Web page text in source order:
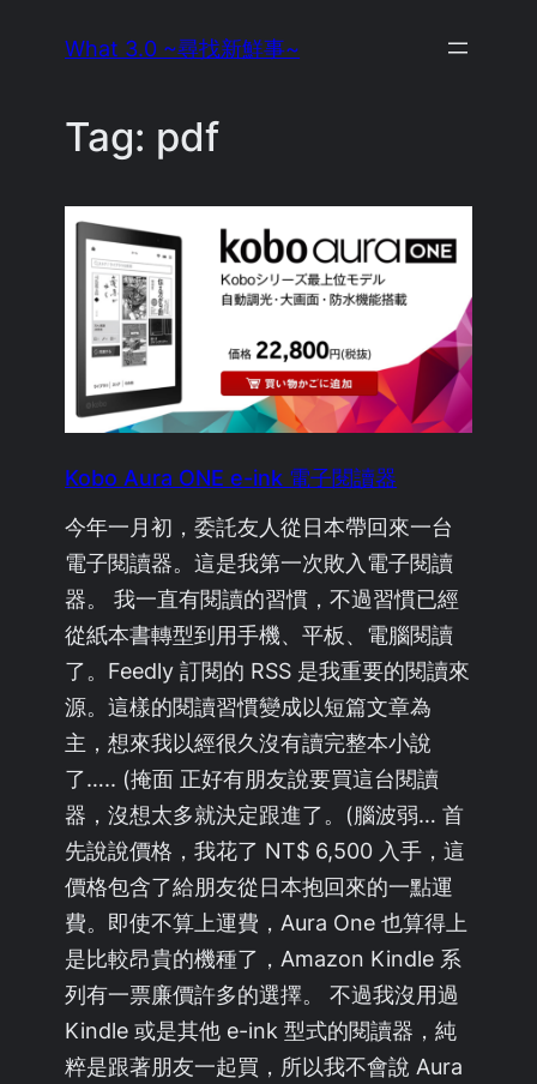
What 3.0 ~尋找新鮮事~
Tag: pdf
Kobo Aura ONE e-ink 電子閱讀器
今年一月初，委託友人從日本帶回來一台
電子閱讀器。這是我第一次敗入電子閱讀
器。 我一直有閱讀的習慣，不過習慣已經
從紙本書轉型到用手機、平板、電腦閱讀
了。Feedly 訂閱的 RSS 是我重要的閱讀來
源。這樣的閱讀習慣變成以短篇文章為
主，想來我以經很久沒有讀完整本小說
了….. (掩面 正好有朋友說要買這台閱讀
器，沒想太多就決定跟進了。(腦波弱… 首
先說說價格，我花了 NT$ 6,500 入手，這
價格包含了給朋友從日本抱回來的一點運
費。即使不算上運費，Aura One 也算得上
是比較昂貴的機種了，Amazon Kindle 系
列有一票廉價許多的選擇。 不過我沒用過
Kindle 或是其他 e-ink 型式的閱讀器，純
粹是跟著朋友一起買，所以我不會說 Aura